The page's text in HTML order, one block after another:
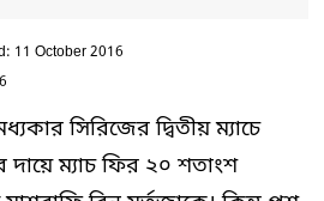
11 October 2016
সিরিজের দ্বিতীয় ম্যাচে
ম্যাচ ফির ২০ শতাংশ